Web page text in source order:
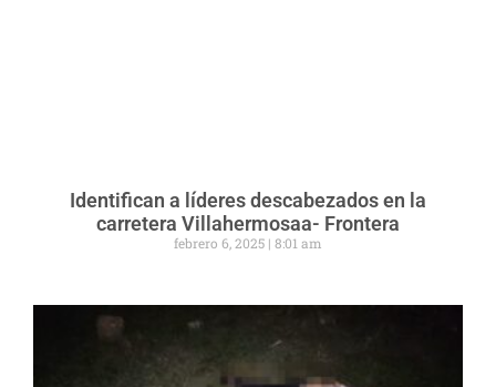
Identifican a líderes descabezados en la
carretera Villahermosaa- Frontera
febrero 6, 2025 8:01 am